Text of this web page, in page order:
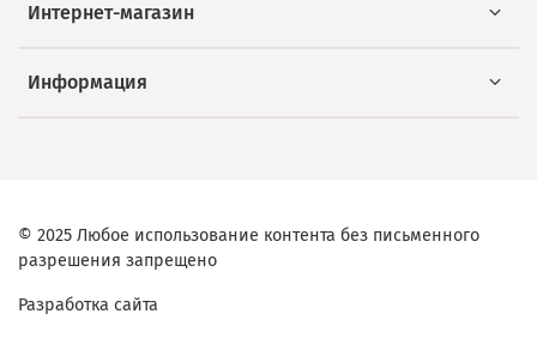
Интернет-магазин
Информация
© 2025 Любое использование контента без письменного
разрешения запрещено
Разработка сайта